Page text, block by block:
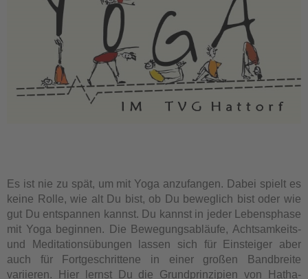
Es ist nie zu spät, um mit Yoga anzufangen. Dabei spielt es
keine Rolle, wie alt Du bist, ob Du beweglich bist oder wie
gut Du entspannen kannst. Du kannst in jeder Lebensphase
mit Yoga beginnen. Die Bewegungsabläufe, Achtsamkeits-
und Meditationsübungen lassen sich für Einsteiger aber
auch für Fortgeschrittene in einer großen Bandbreite
variieren. Hier lernst Du die Grundprinzipien von Hatha-